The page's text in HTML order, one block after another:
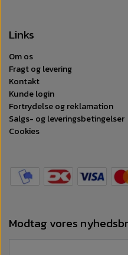
Links
Om os
Fragt og levering
Kontakt
Kunde login
Fortrydelse og reklamation
Salgs- og leveringsbetingelser
Cookies
Modtag vores